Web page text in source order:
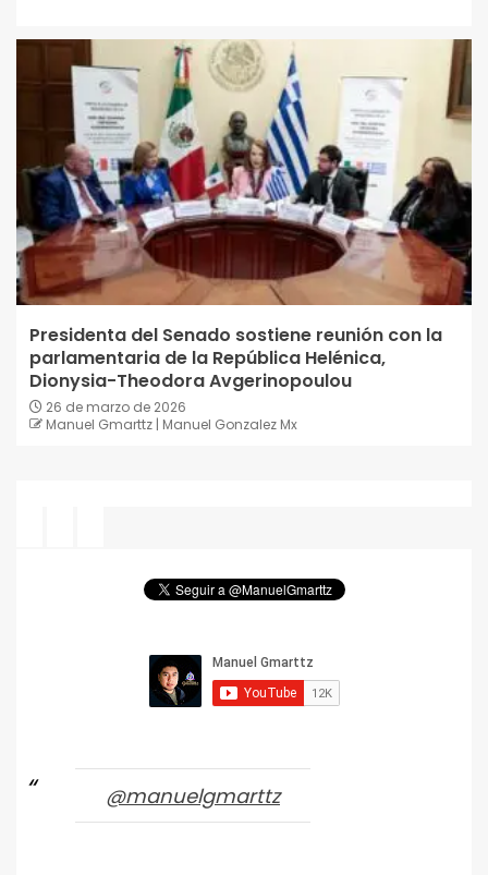
Presidenta del Senado sostiene reunión con la
parlamentaria de la República Helénica,
Dionysia-Theodora Avgerinopoulou
26 de marzo de 2026
Manuel Gmarttz | Manuel Gonzalez Mx
@manuelgmarttz